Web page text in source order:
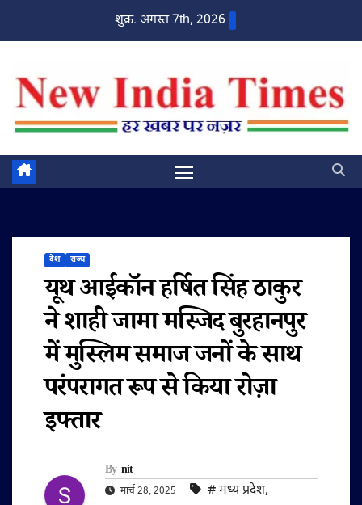
शुक्र. अगस्त 7th, 2026
देश राज्य
यूथ आईकॉन हर्षित सिंह ठाकुर
ने शाही जामा मस्जिद बुरहानपुर
में मुस्लिम समाज जनों के साथ
परंपरागत रूप से किया रोज़ा
इफ्तार
By nit
मार्च 28, 2025 #‌ मध्य प्रदेश,